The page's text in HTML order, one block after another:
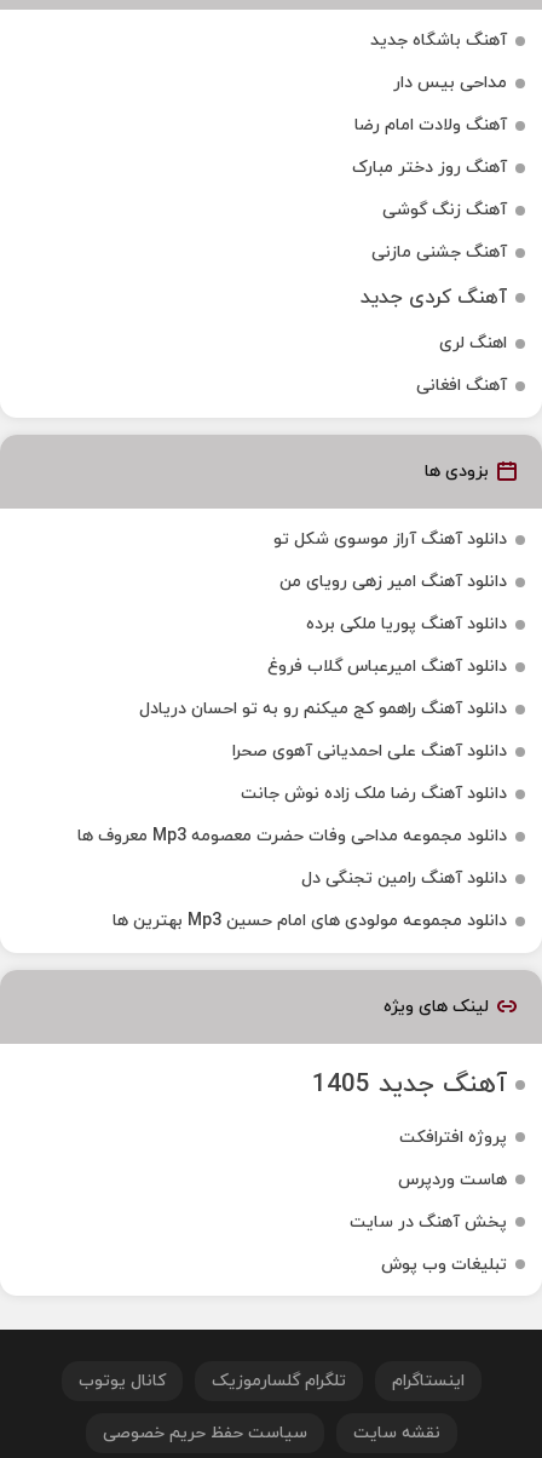
آهنگ باشگاه جدید
مداحی بیس دار
آهنگ ولادت امام رضا
آهنگ روز دختر مبارک
آهنگ زنگ گوشی
آهنگ جشنی مازنی
آهنگ کردی جدید
اهنگ لری
آهنگ افغانی
بزودی ها
دانلود آهنگ آراز موسوی شکل تو
دانلود آهنگ امیر زهی رویای من
دانلود آهنگ پوریا ملکی برده
دانلود آهنگ امیرعباس گلاب فروغ
دانلود آهنگ راهمو کج میکنم رو به تو احسان دریادل
دانلود آهنگ علی احمدیانی آهوی صحرا
دانلود آهنگ رضا ملک زاده نوش جانت
دانلود مجموعه مداحی وفات حضرت معصومه Mp3 معروف ها
دانلود آهنگ رامین تجنگی دل
دانلود مجموعه مولودی های امام حسین Mp3 بهترین ها
لینک های ویژه
آهنگ جدید 1405
پروژه افترافکت
هاست وردپرس
پخش آهنگ در سایت
تبلیغات وب پوش
اینستاگرام تلگرام گلسارموزیک کانال یوتوب
نقشه سایت سیاست حفظ حریم خصوصی